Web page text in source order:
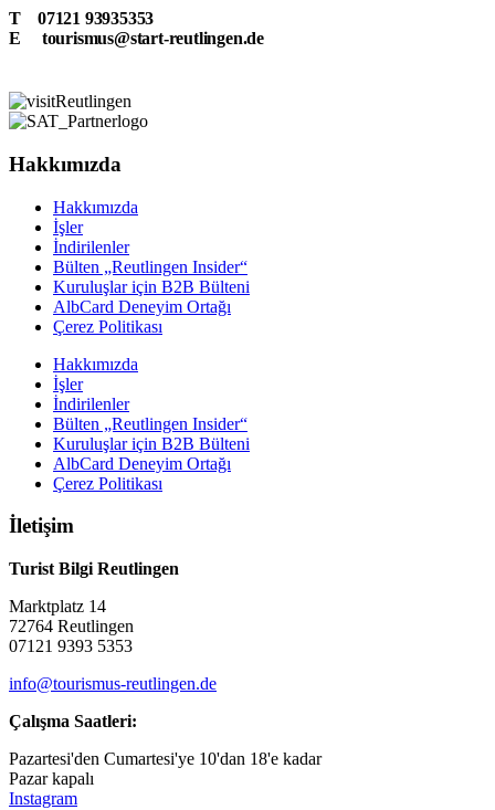
T 07121 93935353
E tourismus@start-reutlingen.de
Hakkımızda
Hakkımızda
İşler
İndirilenler
Bülten „Reutlingen Insider“
Kuruluşlar için B2B Bülteni
AlbCard Deneyim Ortağı
Çerez Politikası
Hakkımızda
İşler
İndirilenler
Bülten „Reutlingen Insider“
Kuruluşlar için B2B Bülteni
AlbCard Deneyim Ortağı
Çerez Politikası
İletişim
Turist Bilgi Reutlingen
Marktplatz 14
72764 Reutlingen
07121 9393 5353
info@tourismus-reutlingen.de
Çalışma Saatleri:
Pazartesi'den Cumartesi'ye 10'dan 18'e kadar
Pazar kapalı
Instagram